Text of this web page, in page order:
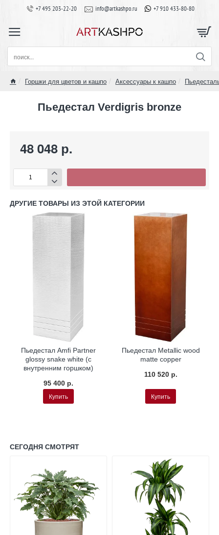
+7 495 203-22-20 info@artkashpo.ru +7 910 433-80-80
поиск...
Горшки для цветов и кашпо Аксессуары к кашпо
Пьедестал Verdigris bronze
48 048 р.
ДРУГИЕ ТОВАРЫ ИЗ ЭТОЙ КАТЕГОРИИ
Пьедестал Amfi Partner
glossy snake white (с
внутренним горшком)
95 400 р.
Купить
Пьедестал Metallic wood
matte copper
110 520 р.
Купить
СЕГОДНЯ СМОТРЯТ